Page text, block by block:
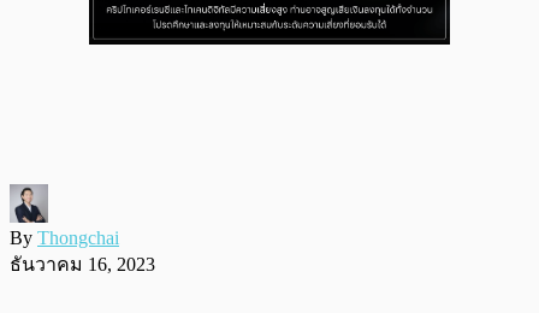
By Thongchai
ธันวาคม 16, 2023